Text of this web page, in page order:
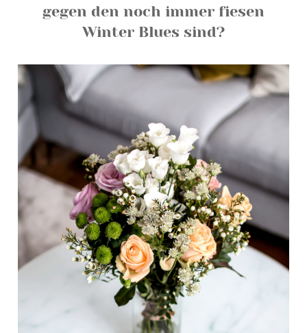
gegen den noch immer fiesen
Winter Blues sind?